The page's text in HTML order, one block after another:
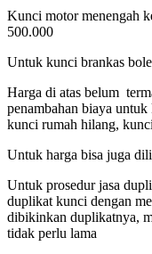
Kunci motor menengah
500.000
Untuk kunci brankas
Harga di atas belum
penambahan biaya
kunci rumah hilang,
Untuk harga bisa juga
Untuk prosedur jasa
duplikat kunci dengan
dibikinkan duplikatnya,
tidak perlu lama